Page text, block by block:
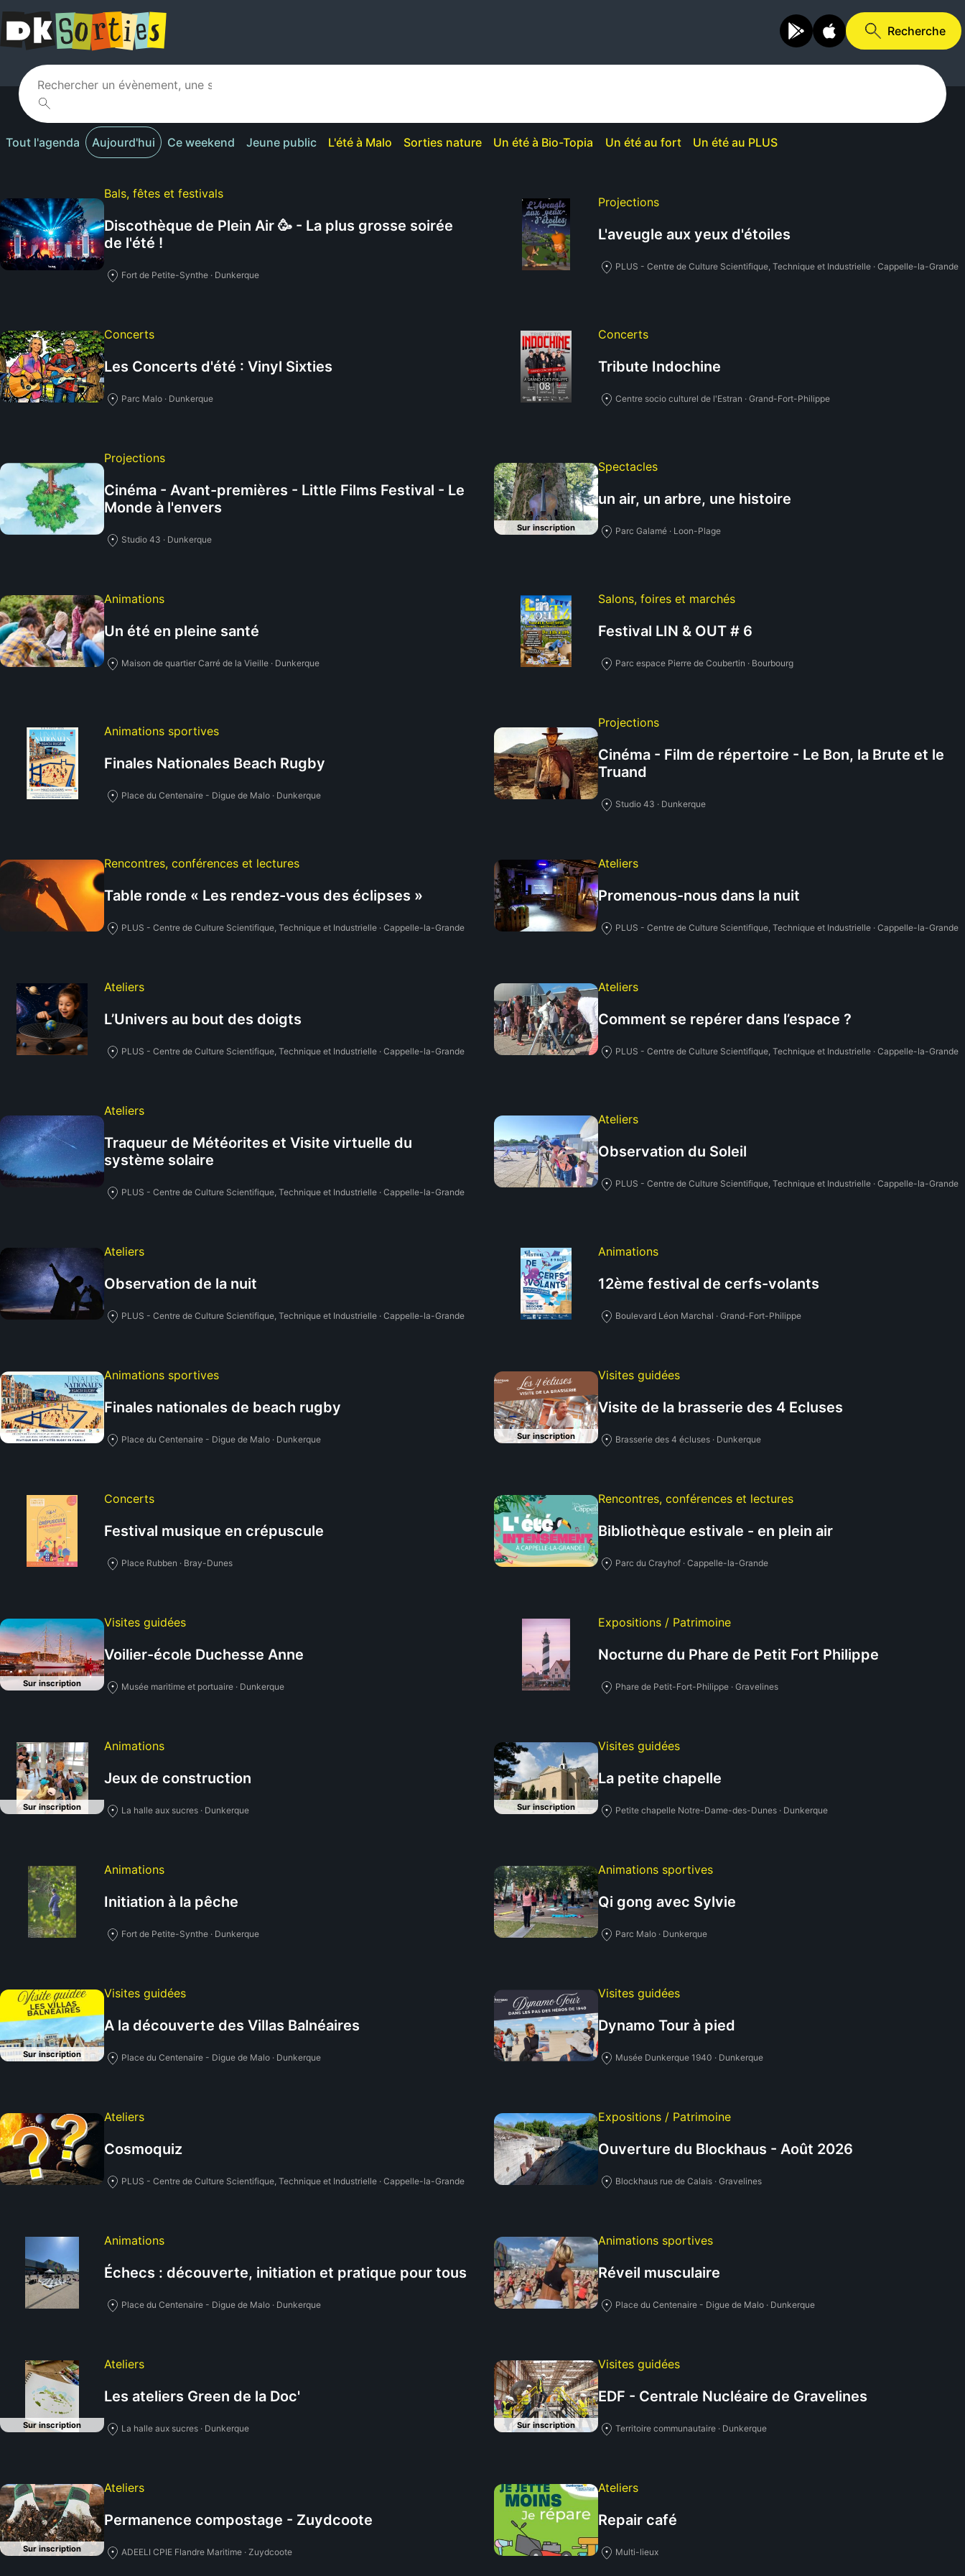
Recherche
Tout l'agenda Aujourd'hui Ce weekend Jeune public L'été à Malo Sorties nature Un été à Bio-Topia Un été au fort Un été au PLUS
Bals, fêtes et festivals
Discothèque de Plein Air 🥳 - La plus grosse soirée
de l'été !
Fort de Petite-Synthe · Dunkerque
Projections
L'aveugle aux yeux d'étoiles
PLUS - Centre de Culture Scientifique, Technique et Industrielle · Cappelle-la-Grande
Concerts
Les Concerts d'été : Vinyl Sixties
Parc Malo · Dunkerque
Concerts
Tribute Indochine
Centre socio culturel de l'Estran · Grand-Fort-Philippe
Projections
Cinéma - Avant-premières - Little Films Festival - Le
Monde à l'envers
Studio 43 · Dunkerque
Sur inscription
Spectacles
un air, un arbre, une histoire
Parc Galamé · Loon-Plage
Animations
Un été en pleine santé
Maison de quartier Carré de la Vieille · Dunkerque
Salons, foires et marchés
Festival LIN & OUT # 6
Parc espace Pierre de Coubertin · Bourbourg
Animations sportives
Finales Nationales Beach Rugby
Place du Centenaire - Digue de Malo · Dunkerque
Projections
Cinéma - Film de répertoire - Le Bon, la Brute et le
Truand
Studio 43 · Dunkerque
Rencontres, conférences et lectures
Table ronde « Les rendez-vous des éclipses »
PLUS - Centre de Culture Scientifique, Technique et Industrielle · Cappelle-la-Grande
Ateliers
Promenous-nous dans la nuit
PLUS - Centre de Culture Scientifique, Technique et Industrielle · Cappelle-la-Grande
Ateliers
L’Univers au bout des doigts
PLUS - Centre de Culture Scientifique, Technique et Industrielle · Cappelle-la-Grande
Ateliers
Comment se repérer dans l’espace ?
PLUS - Centre de Culture Scientifique, Technique et Industrielle · Cappelle-la-Grande
Ateliers
Traqueur de Météorites et Visite virtuelle du
système solaire
PLUS - Centre de Culture Scientifique, Technique et Industrielle · Cappelle-la-Grande
Ateliers
Observation du Soleil
PLUS - Centre de Culture Scientifique, Technique et Industrielle · Cappelle-la-Grande
Ateliers
Observation de la nuit
PLUS - Centre de Culture Scientifique, Technique et Industrielle · Cappelle-la-Grande
Animations
12ème festival de cerfs-volants
Boulevard Léon Marchal · Grand-Fort-Philippe
Animations sportives
Finales nationales de beach rugby
Place du Centenaire - Digue de Malo · Dunkerque Sur inscription
Visites guidées
Visite de la brasserie des 4 Ecluses
Brasserie des 4 écluses · Dunkerque
Concerts
Festival musique en crépuscule
Place Rubben · Bray-Dunes
Rencontres, conférences et lectures
Bibliothèque estivale - en plein air
Parc du Crayhof · Cappelle-la-Grande
Sur inscription
Visites guidées
Voilier-école Duchesse Anne
Musée maritime et portuaire · Dunkerque
Expositions / Patrimoine
Nocturne du Phare de Petit Fort Philippe
Phare de Petit-Fort-Philippe · Gravelines
Sur inscription
Animations
Jeux de construction
La halle aux sucres · Dunkerque Sur inscription
Visites guidées
La petite chapelle
Petite chapelle Notre-Dame-des-Dunes · Dunkerque
Animations
Initiation à la pêche
Fort de Petite-Synthe · Dunkerque
Animations sportives
Qi gong avec Sylvie
Parc Malo · Dunkerque
Sur inscription
Visites guidées
A la découverte des Villas Balnéaires
Place du Centenaire - Digue de Malo · Dunkerque
Visites guidées
Dynamo Tour à pied
Musée Dunkerque 1940 · Dunkerque
Ateliers
Cosmoquiz
PLUS - Centre de Culture Scientifique, Technique et Industrielle · Cappelle-la-Grande
Expositions / Patrimoine
Ouverture du Blockhaus - Août 2026
Blockhaus rue de Calais · Gravelines
Animations
Échecs : découverte, initiation et pratique pour tous
Place du Centenaire - Digue de Malo · Dunkerque
Animations sportives
Réveil musculaire
Place du Centenaire - Digue de Malo · Dunkerque
Sur inscription
Ateliers
Les ateliers Green de la Doc'
La halle aux sucres · Dunkerque Sur inscription
Visites guidées
EDF - Centrale Nucléaire de Gravelines
Territoire communautaire · Dunkerque
Sur inscription
Ateliers
Permanence compostage - Zuydcoote
ADEELI CPIE Flandre Maritime · Zuydcoote
Ateliers
Repair café
Multi-lieux